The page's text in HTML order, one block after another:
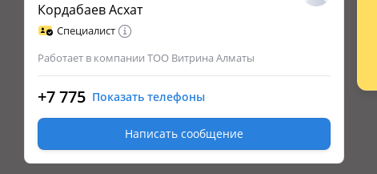
Кордабаев Асхат
Специалист
Работает в компании ТОО Витрина Алматы
+7 775 Показать телефоны
Написать сообщение